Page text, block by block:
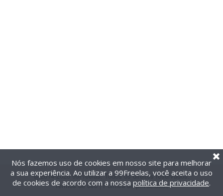
@2014-2026 99Freelas. Todos os direitos reservados.
Termos de uso| Política de privacidade
Nós fazemos uso de cookies em nosso site para melhorar
a sua experiência. Ao utilizar a 99Freelas, você aceita o uso
de cookies de acordo com a nossa política de privacidade.